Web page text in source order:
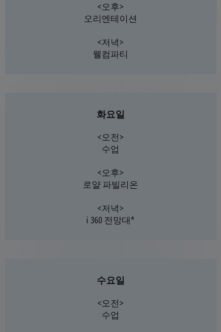
<오후>
오리엔테이션
<저녁>
웰컴파티
화요일
<오전>
수업
<오후>
로얄 파빌리온
<저녁>
i 360 전망대*
수요일
<오전>
수업